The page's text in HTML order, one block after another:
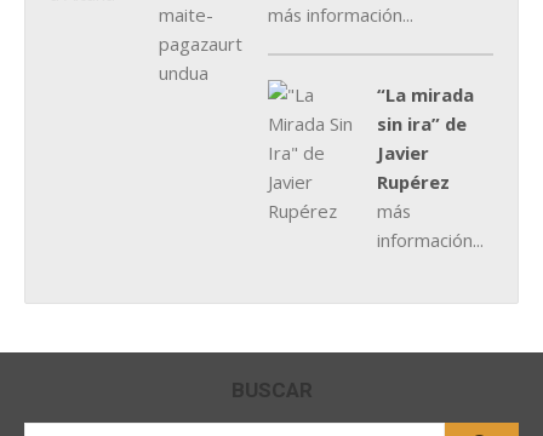
más información...
“La mirada
sin ira” de
Javier
Rupérez
más
información...
BUSCAR